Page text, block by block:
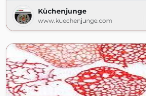
Küchenjunge
www.kuechenjunge.com